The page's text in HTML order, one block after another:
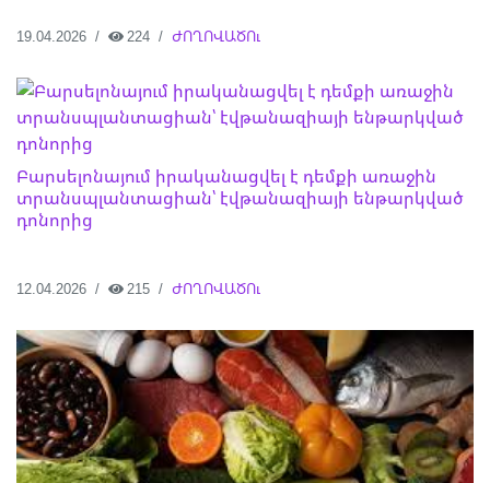
19.04.2026 224 ԺՈՂՈՎԱԾՈւ
Բարսելոնայում իրականացվել է դեմքի առաջին
տրանսպլանտացիան՝ էվթանազիայի ենթարկված
դոնորից
12.04.2026 215 ԺՈՂՈՎԱԾՈւ